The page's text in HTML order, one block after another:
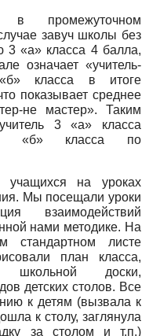
в промежуточном
завуч школы без
3 «а» класса 4 балла,
означает «учитель-
класса в итоге
показывает среднее
не мастер». Таким
3 «а» класса
3 «б» класса по
учащихся на уроках
Мы посещали уроки
взаимодействий
нами методике. На
стандартном листе
план класса,
школьной доски,
детских столов. Все
к детям (вызвала к
к столу, заглянула
за столом и т.п.)